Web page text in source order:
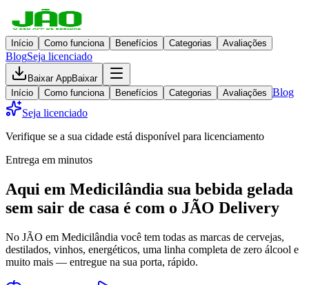
Início Como funciona Benefícios Categorias Avaliações
BlogSeja licenciado
Baixar AppBaixar
Início
Como funciona Benefícios Categorias Avaliações Blog
Seja licenciado
Verifique se a sua cidade está disponível para licenciamento
Entrega em minutos
Aqui em Medicilândia sua bebida gelada
sem sair de casa é com o JÃO Delivery
No JÃO em Medicilândia você tem todas as marcas de cervejas,
destilados, vinhos, energéticos, uma linha completa de zero álcool e
muito mais — entregue na sua porta, rápido.